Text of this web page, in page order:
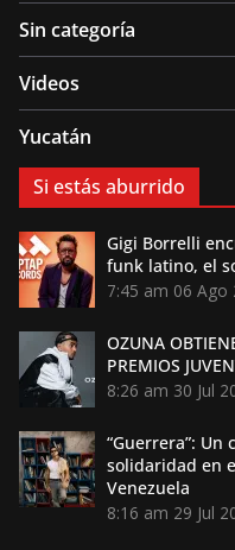
Sin categoría
Videos
Yucatán
Si estás aburrido
Gigi Borrelli
funk latino, el
7:45 am 06 Ago
OZUNA
PREMIOS
8:26 am 30 Jul
“Guerrera”: Un
solidaridad en
Venezuela
8:16 am 29 Jul